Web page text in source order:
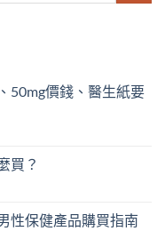
50mg價錢、醫生紙要
買？
性保健產品購買指南